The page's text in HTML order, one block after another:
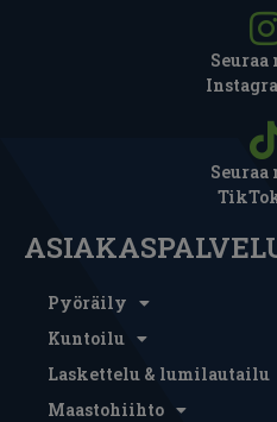
Seuraa
Seuraa
Pyöräily
Kuntoilu
Laskettelu & lumilautailu
Maastohiihto